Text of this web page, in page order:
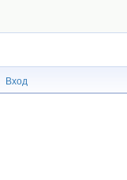
Вход